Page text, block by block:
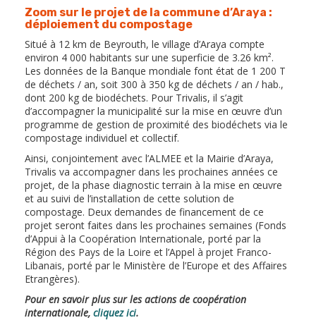
Zoom sur le projet de la commune d’Araya :
déploiement du compostage
Situé à 12 km de Beyrouth, le village d’Araya compte
environ 4 000 habitants sur une superficie de 3.26 km².
Les données de la Banque mondiale font état de 1 200 T
de déchets / an, soit 300 à 350 kg de déchets / an / hab.,
dont 200 kg de biodéchets. Pour Trivalis, il s’agit
d’accompagner la municipalité sur la mise en œuvre d’un
programme de gestion de proximité des biodéchets via le
compostage individuel et collectif.
Ainsi, conjointement avec l’ALMEE et la Mairie d’Araya,
Trivalis va accompagner dans les prochaines années ce
projet, de la phase diagnostic terrain à la mise en œuvre
et au suivi de l’installation de cette solution de
compostage. Deux demandes de financement de ce
projet seront faites dans les prochaines semaines (Fonds
d’Appui à la Coopération Internationale, porté par la
Région des Pays de la Loire et l’Appel à projet Franco-
Libanais, porté par le Ministère de l’Europe et des Affaires
Etrangères).
Pour en savoir plus sur les actions de coopération
internationale, cliquez ici.